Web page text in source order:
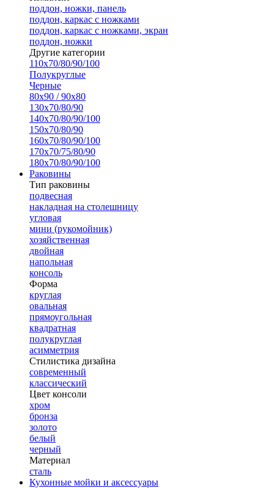
поддон, ножки, панель
поддон, каркас с ножками
поддон, каркас с ножками, экран
поддон, ножки
Другие категории
110х70/80/90/100
Полукруглые
Черные
80х90 / 90х80
130х70/80/90
140х70/80/90/100
150х70/80/90
160х70/80/90/100
170х70/75/80/90
180х70/80/90/100
Раковины
Тип раковины
подвесная
накладная на столешницу
угловая
мини (рукомойник)
хозяйственная
двойная
напольная
консоль
Форма
круглая
овальная
прямоугольная
квадратная
полукруглая
асимметрия
Стилистика дизайна
современный
классический
Цвет консоли
хром
бронза
золото
белый
черный
Материал
сталь
Кухонные мойки и аксессуары